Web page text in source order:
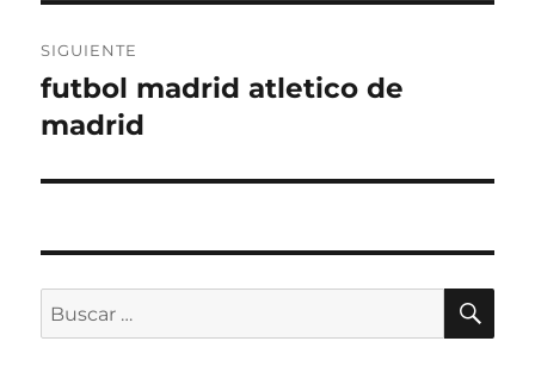
SIGUIENTE
Entrada
siguiente:
futbol madrid atletico de
madrid
Buscar
por: